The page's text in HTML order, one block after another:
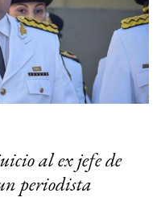
al ex jefe de
periodista